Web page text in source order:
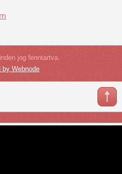
jog fenntartva.
by Webnode